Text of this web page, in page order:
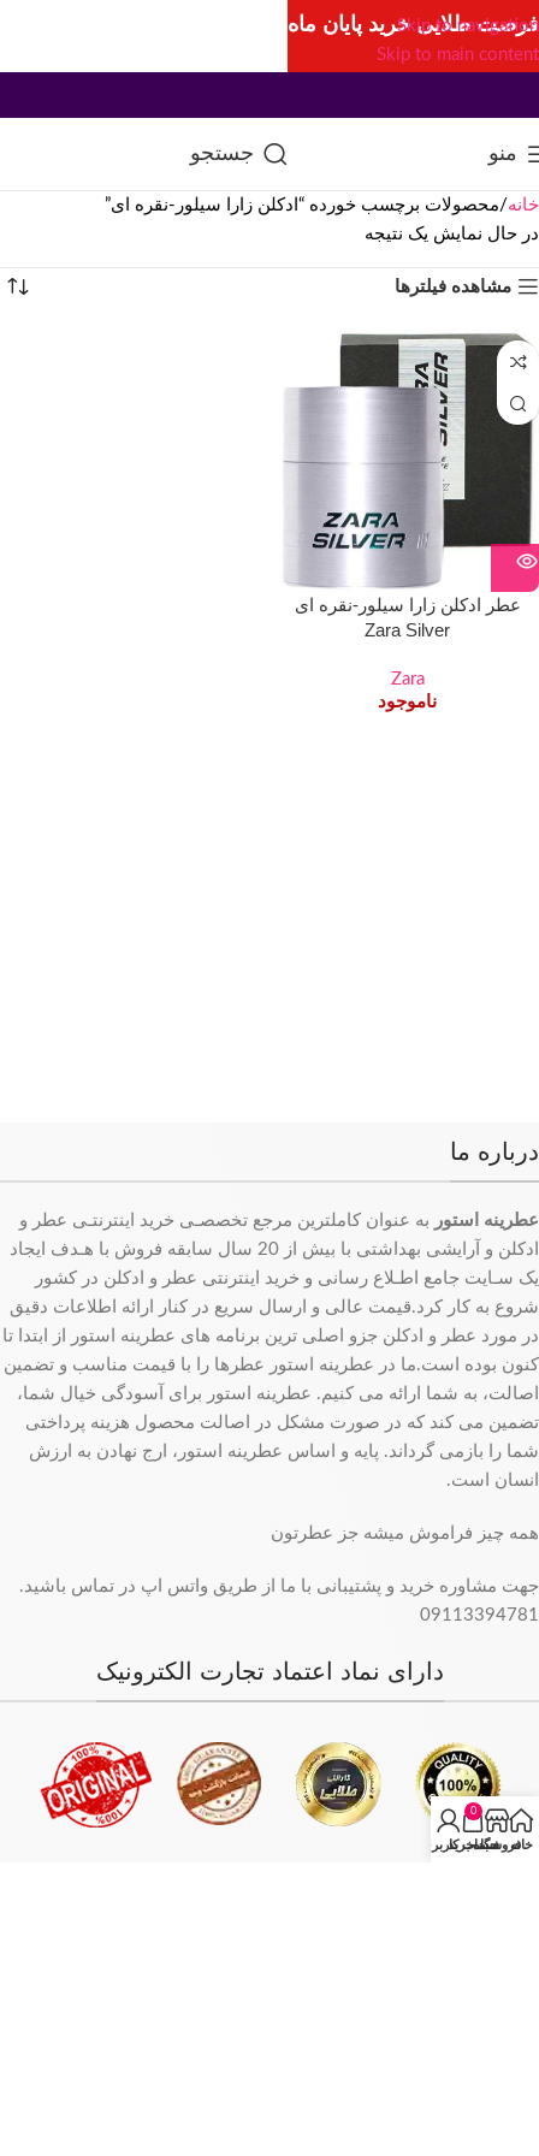
Skip to navigation
Skip to main content
منو جستجو
خانه محصولات برچسب خورده “ادکلن زارا سیلور-نقره ای”
در حال نمایش یک نتیجه
مشاهده فیلترها
عطر ادکلن زارا سیلور-نقره ای
Zara Silver
Zara
ناموجود
درباره ما
عطرینه استور به عنوان کاملترین مرجع تخصصـی خرید اینترنتـی عطر و
ادکلن و آرایشی بهداشتی با بیش از 20 سال سابقه فروش با هـدف ایجاد
یک سـایت جامع اطـلاع رسانی و خرید اینترنتی عطر و ادکلن در کشور
شروع به کار کرد.قیمت عالی و ارسال سریع در کنار ارائه اطلاعات دقیق
در مورد عطر و ادکلن جزو اصلی ترین برنامه های عطرینه استور از ابتدا تا
کنون بوده است.ما در عطرینه استور عطرها را با قیمت مناسب و تضمین
اصالت، به شما ارائه می کنیم. عطرینه استور برای آسودگی خیال شما،
تضمین می کند که در صورت مشکل در اصالت محصول هزینه پرداختی
شما را بازمی گرداند. پایه و اساس عطرینه استور، ارج نهادن به ارزش
انسان است.
همه چیز فراموش میشه جز عطرتون
جهت مشاوره خرید و پشتیبانی با ما از طریق واتس اپ در تماس باشید.
09113394781
دارای نماد اعتماد تجارت الکترونیک
فرصت طلایی خرید پایان ماه
خانهفروشگاه
0
سبد خرید
حساب کاربری من